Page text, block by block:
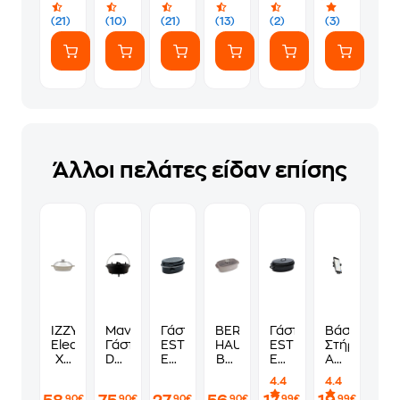
(21) (10)
28
cm
Κόκκινο
(21) (13) (2) (3)
Άλλοι πελάτες είδαν επίσης
IZZY
Elea
XL
Μαντεμένια
Γάστρα
Dutch
Γάστρα
ESTIA
ENAMEL
BERLINGER
HAUS
BH-
Μαντεμένια
Γάστρα
ESTIA
ENAMEL
9052
4.4
Βάση
Στήριξης
Sbs
4.4